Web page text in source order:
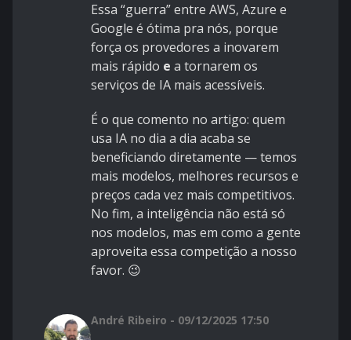
Essa “guerra” entre AWS, Azure e
Google é ótima pra nós, porque
força os provedores a inovarem
mais rápido e a tornarem os
serviços de IA mais acessíveis.
É o que comento no artigo: quem
usa IA no dia a dia acaba se
beneficiando diretamente — temos
mais modelos, melhores recursos e
preços cada vez mais competitivos.
No fim, a inteligência não está só
nos modelos, mas em como a gente
aproveita essa competição a nosso
favor. 😉
André Ribeiro - 09/12/2025 17:50